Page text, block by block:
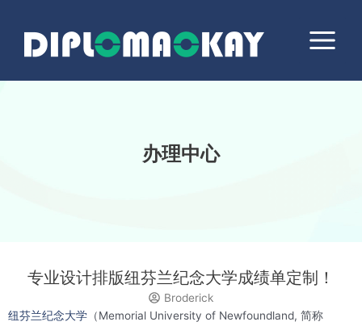
Menu
办理中心
专业设计排版纽芬兰纪念大学成绩单定制！
Broderick
纽芬兰纪念大学 （Memorial University of Newfoundland, 简称